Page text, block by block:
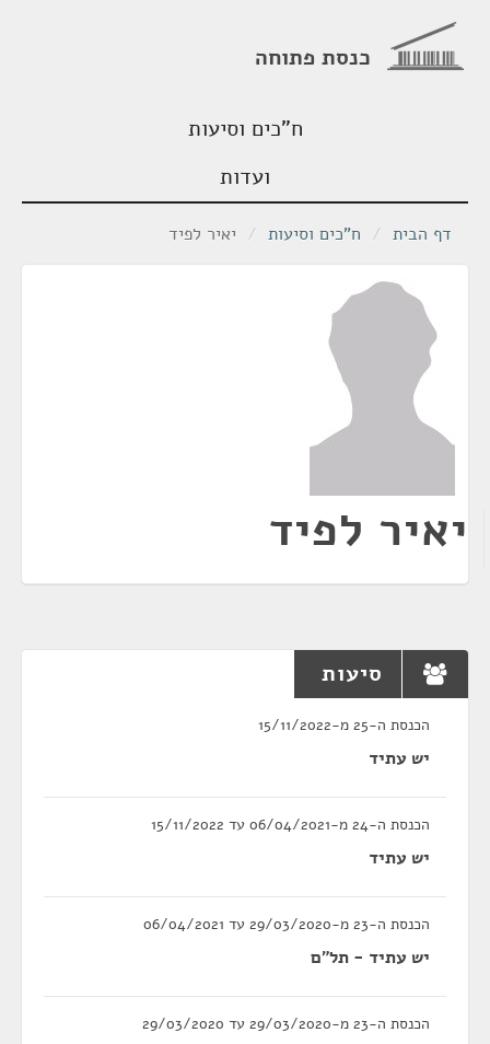
כנסת פתוחה
ח"כים וסיעות
ועדות
דף הבית / ח"כים וסיעות / יאיר לפיד
יאיר לפיד
סיעות
הכנסת ה-25 מ-15/11/2022
יש עתיד
הכנסת ה-24 מ-06/04/2021 עד 15/11/2022
יש עתיד
הכנסת ה-23 מ-29/03/2020 עד 06/04/2021
יש עתיד - תל"ם
הכנסת ה-23 מ-29/03/2020 עד 29/03/2020